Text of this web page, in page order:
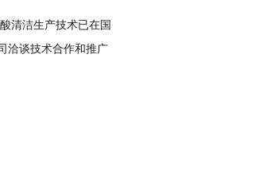
清洁生产技术已在国
洽谈技术合作和推广